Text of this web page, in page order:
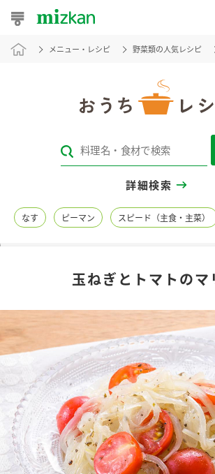
おうちレシピ
レシピカテゴリ一覧
レシピ名特集
商品情報
商品カテゴリ
酢 調
お酢ドリンク ぽ
新商品一覧
キャンペーン情報
ブランド・スペシャルサイト
ブランド・スペシャルサイト トップ
メニュー・レシピ 野菜類の人気レシピ
詳細検索
なす ピーマン スピード（主食・主菜）
玉ねぎとトマトのマ